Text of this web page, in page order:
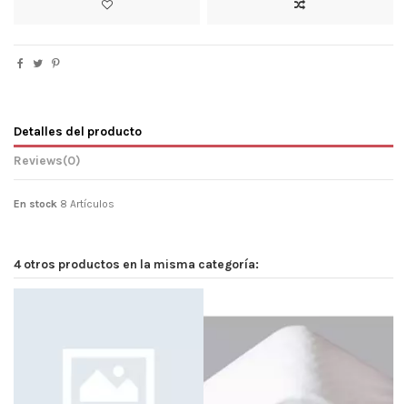
Detalles del producto
Reviews(0)
En stock 8 Artículos
4 otros productos en la misma categoría: